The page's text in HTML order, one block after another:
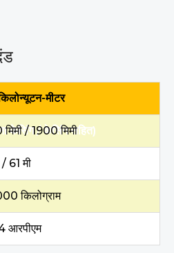
मीटर
केसिंग / केसिंग सहित)
/ 1900 मिमी
केली / इंटर-लॉकिंग केली)
61 मी
किलोग्राम
आरपीएम